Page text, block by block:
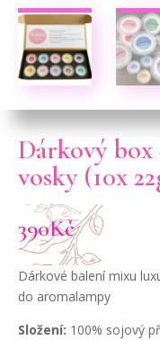
Dárkový
vosky (10x
390Kč
Dárkové balení mixu
do aromalampy
Složení: 100% sojový